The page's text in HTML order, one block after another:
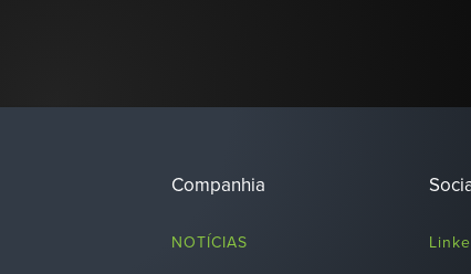
Companhia
NOTÍCIAS